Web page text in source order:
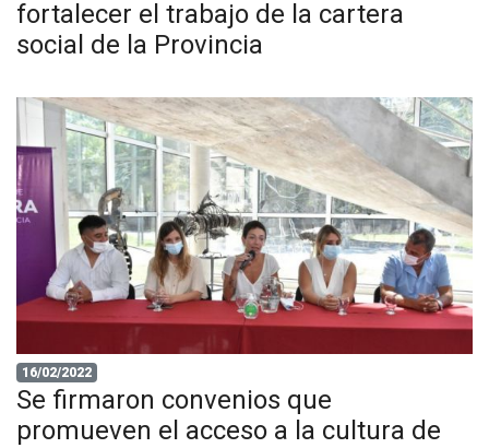
fortalecer el trabajo de la cartera
social de la Provincia
16/02/2022
Se firmaron convenios que
promueven el acceso a la cultura de